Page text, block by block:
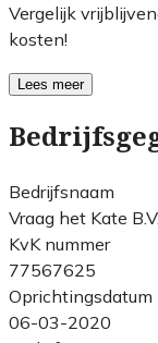
Vergelijk
kosten!
Lees meer
Bedrijfsnaam
Vraag het Kate B.V.
KvK nummer
77567625
Oprichtingsdatum
06-03-2020